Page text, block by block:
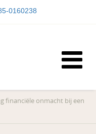
0160238
financiële onmacht bij een